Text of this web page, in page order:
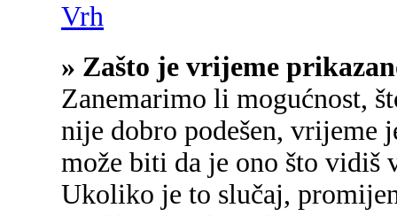
Vrh
» Zašto je vrijeme
Zanemarimo li mogućnost,
nije dobro podešen, vrijeme
može biti da je ono što vidiš
Ukoliko je to slučaj,